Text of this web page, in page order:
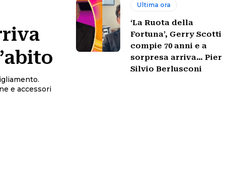
e accessori
Ultima ora
‘La Ruota della
Fortuna’, Gerry Scotti
compie 70 anni e a
sorpresa arriva… Pier
Silvio Berlusconi